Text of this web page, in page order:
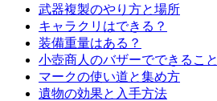
武器複製のやり方と場所
キャラクリはできる？
装備重量はある？
小壺商人のバザーでできること
マークの使い道と集め方
遺物の効果と入手方法